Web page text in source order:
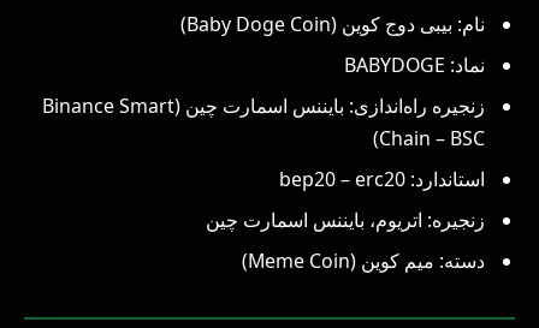
نام: بیبی دوج کوین (Baby Doge Coin)
نماد: BABYDOGE
زنجیره راه‌اندازی: بایننس اسمارت چین (Binance Smart
Chain – BSC)
استاندارد: bep20 – erc20
زنجیره: اتریوم، بایننس اسمارت چین
دسته: میم کوین (Meme Coin)